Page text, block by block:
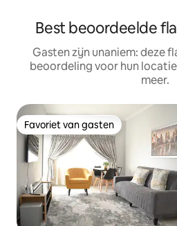
Best beoordeelde
Gasten zijn unaniem: deze
beoordeling voor hun
meer.
Favoriet van gasten
Favoriet van gasten